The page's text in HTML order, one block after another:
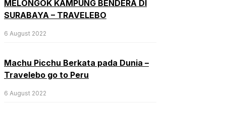
MELONGOK KAMPUNG BENDERA DI
SURABAYA – TRAVELEBO
6 August 2022
Machu Picchu Berkata pada Dunia –
Travelebo go to Peru
6 August 2022